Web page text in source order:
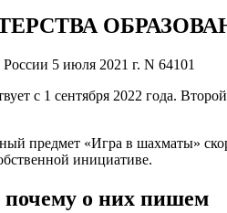
5 июля 2021 г. N 64101
с 1 сентября 2022 года.
предмет «Игра в шахматы»
инициативе.
о них пишем